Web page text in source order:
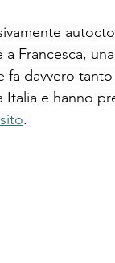
Francesca,
fa davvero
e hanno
.